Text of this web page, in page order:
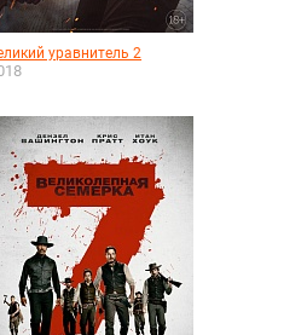
уравнитель 2